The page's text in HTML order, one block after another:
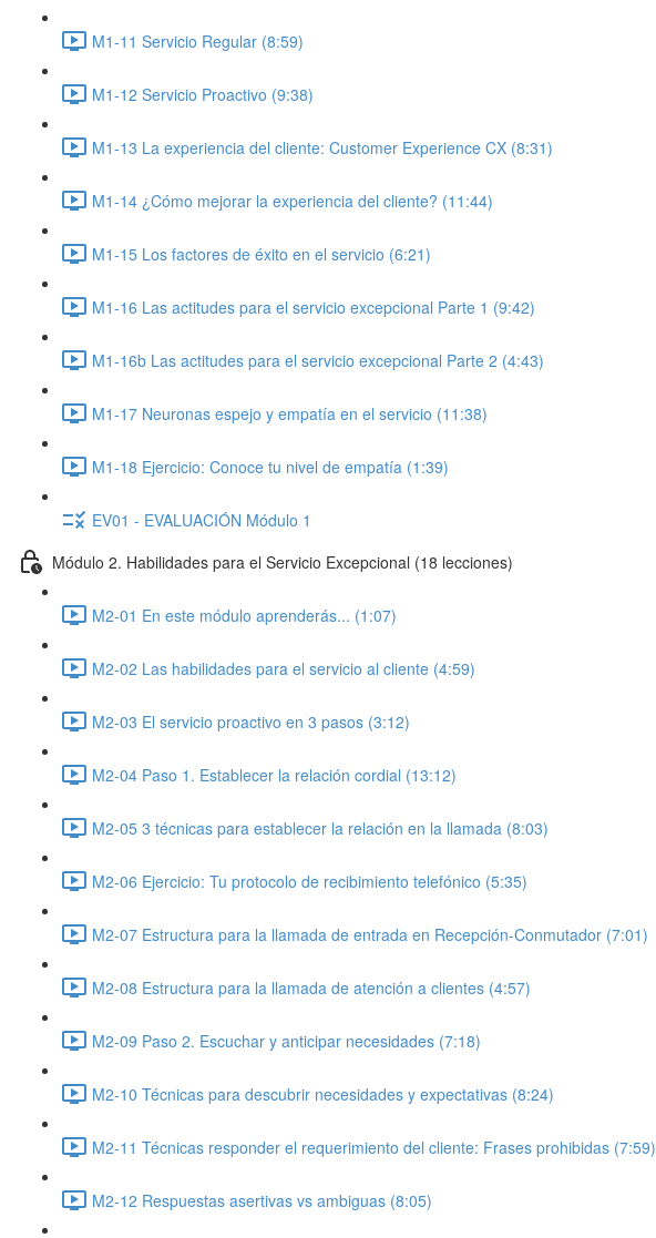
M1-11 Servicio Regular (8:59)
M1-12 Servicio Proactivo (9:38)
M1-13 La experiencia del cliente: Customer Experience CX (8:31)
M1-14 ¿Cómo mejorar la experiencia del cliente? (11:44)
M1-15 Los factores de éxito en el servicio (6:21)
M1-16 Las actitudes para el servicio excepcional Parte 1 (9:42)
M1-16b Las actitudes para el servicio excepcional Parte 2 (4:43)
M1-17 Neuronas espejo y empatía en el servicio (11:38)
M1-18 Ejercicio: Conoce tu nivel de empatía (1:39)
EV01 - EVALUACIÓN Módulo 1
Módulo 2. Habilidades para el Servicio Excepcional (18 lecciones)
M2-01 En este módulo aprenderás... (1:07)
M2-02 Las habilidades para el servicio al cliente (4:59)
M2-03 El servicio proactivo en 3 pasos (3:12)
M2-04 Paso 1. Establecer la relación cordial (13:12)
M2-05 3 técnicas para establecer la relación en la llamada (8:03)
M2-06 Ejercicio: Tu protocolo de recibimiento telefónico (5:35)
M2-07 Estructura para la llamada de entrada en Recepción-Conmutador (7:01)
M2-08 Estructura para la llamada de atención a clientes (4:57)
M2-09 Paso 2. Escuchar y anticipar necesidades (7:18)
M2-10 Técnicas para descubrir necesidades y expectativas (8:24)
M2-11 Técnicas responder el requerimiento del cliente: Frases prohibidas (7:59)
M2-12 Respuestas asertivas vs ambiguas (8:05)